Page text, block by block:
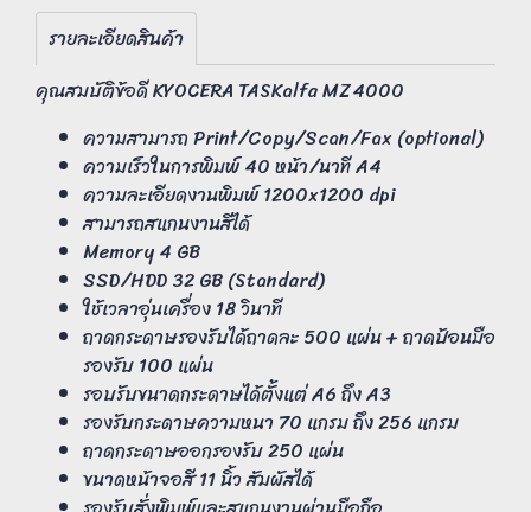
รายละเอียดสินค้า
คุณสมบัติข้อดี KYOCERA TASKalfa MZ4000
ความสามารถ Print/Copy/Scan/Fax (optional)
ความเร็วในการพิมพ์ 40 หน้า/นาที A4
ความละเอียดงานพิมพ์ 1200x1200 dpi
สามารถสแกนงานสีได้
Memory 4 GB
SSD/HDD 32 GB (Standard)
ใช้เวลาอุ่นเครื่อง 18 วินาที
ถาดกระดาษรองรับได้ถาดละ 500 แผ่น + ถาดป้อนมือ
รองรับ 100 แผ่น
รอบรับขนาดกระดาษได้ตั้งแต่ A6 ถึง A3
รองรับกระดาษความหนา 70 แกรม ถึง 256 แกรม
ถาดกระดาษออกรองรับ 250 แผ่น
ขนาดหน้าจอสี 11 นิ้ว สัมผัสได้